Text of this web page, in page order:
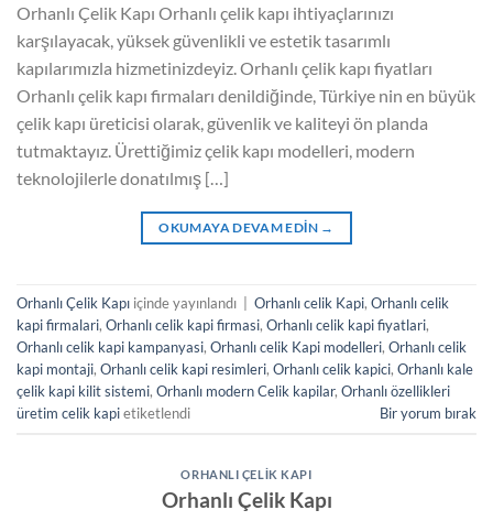
Orhanlı Çelik Kapı Orhanlı çelik kapı ihtiyaçlarınızı
karşılayacak, yüksek güvenlikli ve estetik tasarımlı
kapılarımızla hizmetinizdeyiz. Orhanlı çelik kapı fiyatları
Orhanlı çelik kapı firmaları denildiğinde, Türkiye nin en büyük
çelik kapı üreticisi olarak, güvenlik ve kaliteyi ön planda
tutmaktayız. Ürettiğimiz çelik kapı modelleri, modern
teknolojilerle donatılmış […]
OKUMAYA DEVAM EDIN →
Orhanlı Çelik Kapı içinde yayınlandı Orhanlı celik Kapi, Orhanlı celik
kapi firmalari, Orhanlı celik kapi firmasi, Orhanlı celik kapi fiyatlari,
Orhanlı celik kapi kampanyasi, Orhanlı celik Kapi modelleri, Orhanlı celik
kapi montaji, Orhanlı celik kapi resimleri, Orhanlı celik kapici, Orhanlı kale
çelik kapi kilit sistemi, Orhanlı modern Celik kapilar, Orhanlı özellikleri
üretim celik kapietiketlendi Bir yorum bırak
ORHANLI ÇELIK KAPI
Orhanlı Çelik Kapı